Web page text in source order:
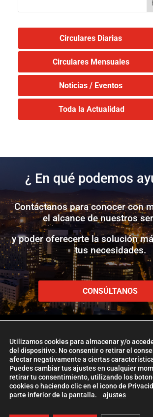
Circulares Diarias
Circulares Mensuales
Noticias / Eventos
Toda la Actualidad
¿ En qué podemos
Contáctanos para conocer con
el alcance de nuestros
y poder oferecerte la solución
tus necesidades.
CONSÚLTANOS
www.etlglobaladd.com
Copyright 2024 © ETL GLOBAL
La Firma ETL Global|Política de Cookies
Utilizamos cookies para almacenar y/o
del dispositivo. No consentir o retirar el
afectar negativamente a ciertas
Puedes cambiar tus ajustes en cualquier
retirar tu consentimiento, utilizando los
cookies o haciendo clic en el icono de
parte inferior de la pantalla. ajustes